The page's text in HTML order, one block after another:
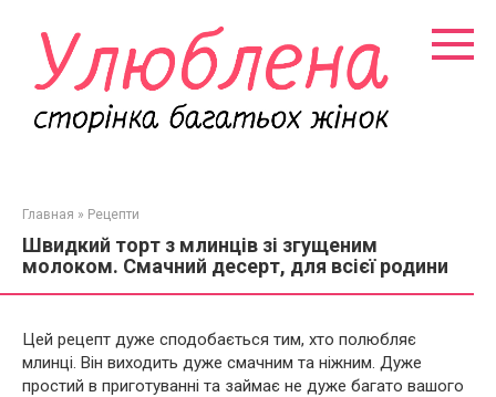
контенту
Главная » Рецепти
Швидкий торт з млинців зі згущеним
молоком. Смачний десерт, для всієї родини
Цей рецепт дуже сподобається тим, хто полюбляє
млинці. Він виходить дуже смачним та ніжним. Дуже
простий в приготуванні та займає не дуже багато вашого